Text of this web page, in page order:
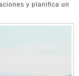
y planifica un